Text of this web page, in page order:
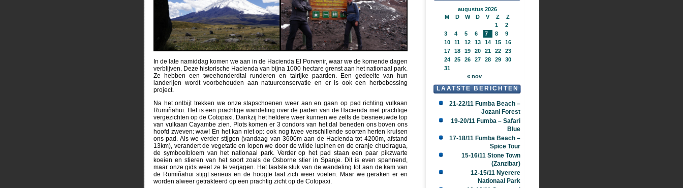
In de late namiddag komen we aan in de Hacienda El Porvenir, waar we de komende dagen
verblijven. Deze historische Hacienda van bijna 1000 hectare grenst aan het nationaal park.
Ze hebben een tweehonderdtal runderen en talrijke paarden. Een gedeelte van hun
landerijen wordt voorbehouden aan natuurconservatie en er is ook een herbebossing
project.
Na het ontbijt trekken we onze stapschoenen weer aan en gaan op pad richting vulkaan
Rumiñahui. Het is een prachtige wandeling over de paden van de Hacienda met prachtige
vergezichten op de Cotopaxi. Dankzij het heldere weer kunnen we zelfs de besneeuwde top
van vulkaan Cayambe zien. Plots komen er 3 condors van het dal beneden ons boven ons
hoofd zweven: waw! En het kan niet op: ook nog twee verschillende soorten herten kruisen
ons pad. Als we verder stijgen (vandaag van 3600m aan de Hacienda tot 4200m, afstand
13km), verandert de vegetatie en lopen we door de wilde lupinen en de oranje chuciragua,
de symboolbloem van het nationaal park. Verder op het pad staan een paar pikzwarte
koeien en stieren van het soort zoals de Osborne stier in Spanje. Dit is even spannend,
maar onze gids weet ze te verjagen. Het laatste stuk van de wandeling tot aan de kam van
de Rumiñahui stijgt serieus en de hoogte laat zich weer voelen. Maar we geraken er en
worden alweer getrakteerd op een prachtig zicht op de Cotopaxi.
augustus 2026
M
D W D V Z
Z
1
2
3
4 5 6 7 8
9
10
11 12 13 14 15
16
17
18 19 20 21 22
23
24
25 26 27 28 29
30
31
« nov
LAATSTE BERICHTEN
21-22/11 Fumba Beach –
Jozani Forest
19-20/11 Fumba – Safari
Blue
17-18/11 Fumba Beach –
Spice Tour
15-16/11 Stone Town
(Zanzibar)
12-15/11 Nyerere
Nationaal Park